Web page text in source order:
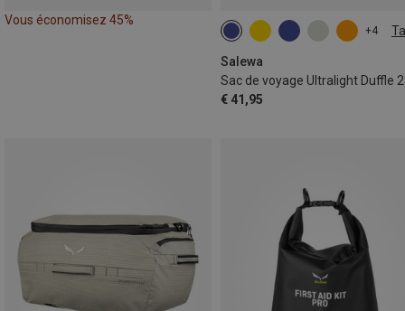
Vous économisez 45%
+4
Salewa
Sac de voyage Ultralight Duffle
€ 41,95
28L